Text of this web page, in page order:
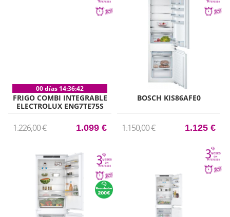
00 días 14:36:41
FRIGO COMBI INTEGRABLE
ELECTROLUX ENG7TE75S
1.226,00 € 1.099 €
BOSCH KIS86AFE0
1.150,00 € 1.125 €